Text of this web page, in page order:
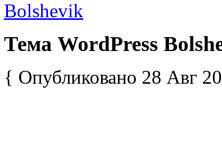
Тема WordPress
{ Опубликовано 28 Авг